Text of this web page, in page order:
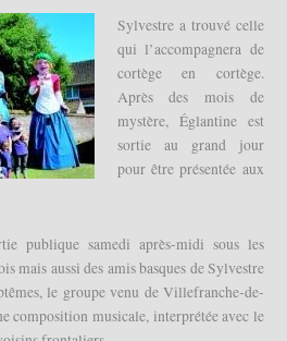
Sylvestre a trouvé celle
qui l’accompagnera de
cortège en cortège.
Après des mois de
mystère, Églantine est
sortie au grand jour
pour être présentée aux
publique samedi après-midi sous les
mais aussi des amis basques de Sylvestre
le groupe venu de Villefranche-de-
composition musicale, interprétée avec le